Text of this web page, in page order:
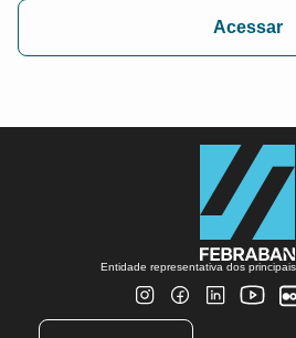
Acessar
Entidade representativa dos